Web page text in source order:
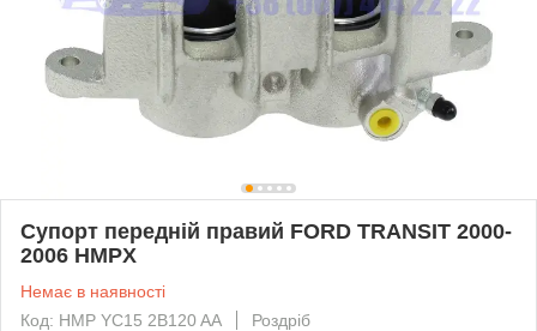
Супорт передній правий FORD TRANSIT 2000-
2006 HMPX
Немає в наявності
Код: HMP YC15 2B120 AA
Роздріб